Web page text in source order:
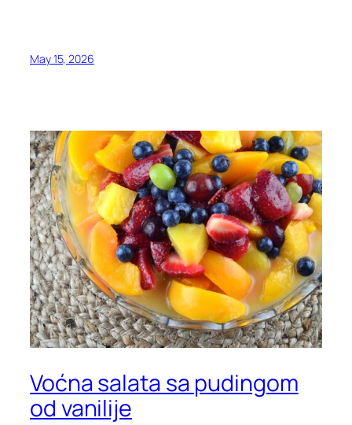
May 15, 2026
Voćna salata sa pudingom
od vanilije